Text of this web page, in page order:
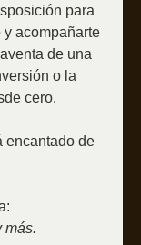
para
acompañarte
de una
o la
cero.
encantado de
más.